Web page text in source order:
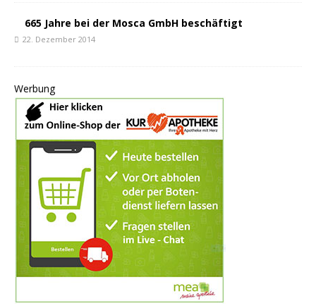
665 Jahre bei der Mosca GmbH beschäftigt
22. Dezember 2014
Werbung